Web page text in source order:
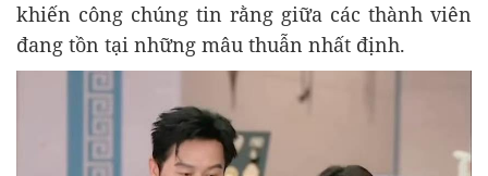
khiến công chúng tin rằng giữa các thành viên
đang tồn tại những mâu thuẫn nhất định.